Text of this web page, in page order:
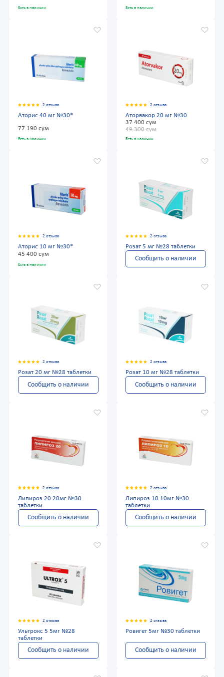
Есть в наличии Есть в наличии
2 отзыва
Аторис 40 мг №30*
77 190 сум
Есть в наличии
2 отзыва
Аторвакор 20 мг №30
37 400 сум
49 300 сум
Есть в наличии
2 отзыва
Аторис 10 мг №30*
45 400 сум
Есть в наличии
2 отзыва
Розат 5 мг №28 таблетки
Сообщить о наличии
2 отзыва
Розат 20 мг №28 таблетки
Сообщить о наличии
2 отзыва
Розат 10 мг №28 таблетки
Сообщить о наличии
2 отзыва
Липироз 20 20мг №30
таблетки
Сообщить о наличии
2 отзыва
Липироз 10 10мг №30
таблетки
Сообщить о наличии
2 отзыва
Ультрокс 5 5мг №28
таблетки
Сообщить о наличии
2 отзыва
Ровигет 5мг №30 таблетки
Сообщить о наличии